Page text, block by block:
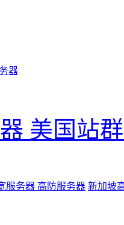
器
美国站
服务器 高防服务器 新加坡